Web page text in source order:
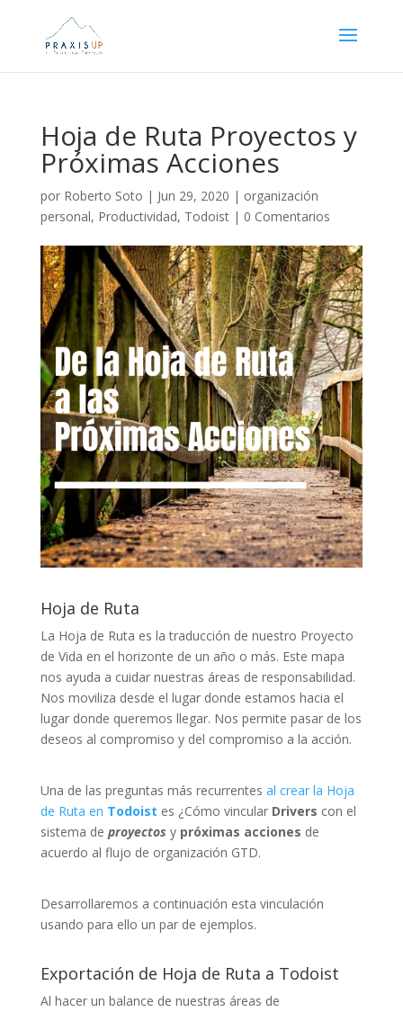
Hoja de Ruta Proyectos y
Próximas Acciones
por Roberto Soto | Jun 29, 2020 | organización
personal, Productividad, Todoist| 0 Comentarios
Hoja de Ruta
La Hoja de Ruta es la traducción de nuestro Proyecto
de Vida en el horizonte de un año o más. Este mapa
nos ayuda a cuidar nuestras áreas de responsabilidad.
Nos moviliza desde el lugar donde estamos hacia el
lugar donde queremos llegar. Nos permite pasar de los
deseos al compromiso y del compromiso a la acción.
Una de las preguntas más recurrentes al crear la Hoja
de Ruta en Todoist es ¿Cómo vincular Drivers con el
sistema de proyectos y próximas acciones de
acuerdo al flujo de organización GTD.
Desarrollaremos a continuación esta vinculación
usando para ello un par de ejemplos.
Exportación de Hoja de Ruta a Todoist
Al hacer un balance de nuestras áreas de